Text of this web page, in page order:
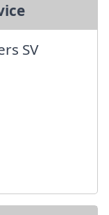
SV